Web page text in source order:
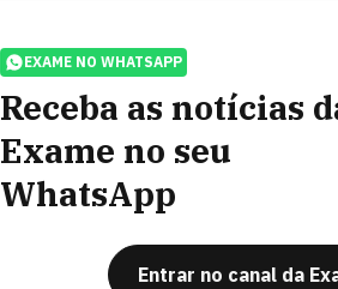
EXAME NO WHATSAPP
Receba as notícias
Exame no seu
WhatsApp
Entrar no canal da